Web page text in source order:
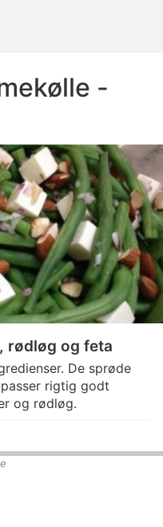
-
rødløg og feta
De sprøde
rigtig godt
og rødløg.